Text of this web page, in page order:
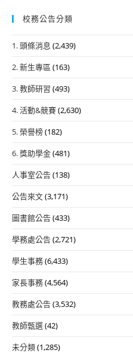
校務公告分類
1. 頭條消息 (2,439)
2. 新生專區 (163)
3. 教師研習 (493)
4. 活動&競賽(2,630)
5. 榮譽榜(182)
6. 獎助學金(481)
人事室公告(138)
公告來文(3,171)
圖書館公告(433)
學務處公告(2,721)
學生事務(6,433)
家長事務(4,564)
教務處公告(3,532)
教師甄選(42)
未分類(1,285)